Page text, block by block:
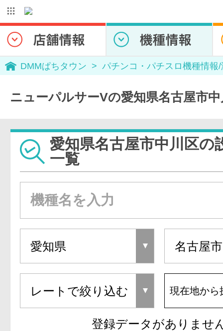
DMMぱちタウン パチンコ・パチスロ機種情報
ニューパルサーVの愛知県名古屋市
愛知県名古屋市中川区の
一覧
現在地から
登録データがありませ